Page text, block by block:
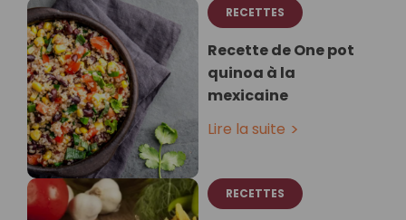
RECETTES
Recette de One pot
quinoa à la
mexicaine
Lire la suite
RECETTES